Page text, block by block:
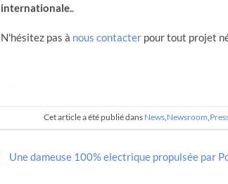
internationale..
N'hésitez pas à nous contacter pour tout projet
Cet article a été publié dans News Newsroom
Une dameuse 100% electrique propulsée par